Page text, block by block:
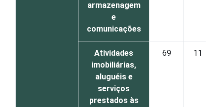
armazenagem
e
comunicações
Atividades
imobiliárias,
aluguéis e
serviços
prestados às
69 11